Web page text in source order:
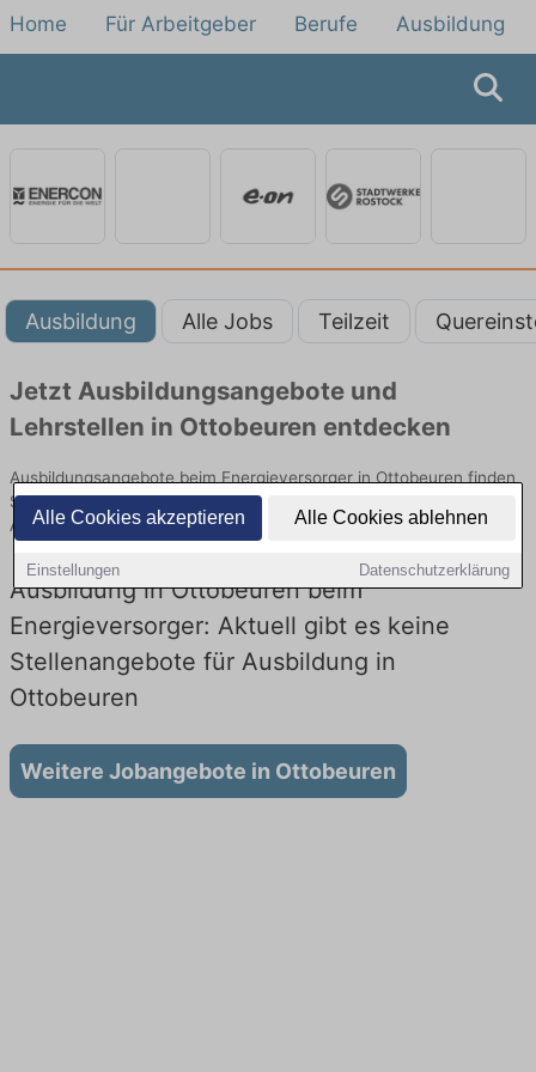
Alle Cookies akzeptieren Alle Cookies ablehnen
Einstellungen Datenschutzerklärung
Home Für Arbeitgeber Berufe Ausbildung
Ausbildung Alle Jobs Teilzeit
Jetzt Ausbildungsangebote und
Lehrstellen in Ottobeuren entdecken
Ausbildungsangebote beim Energieversorger in Ottobeuren finden
Sie von namhaften Firmen. Entdecken Sie freie Optionen von Top-
Arbeitgebern und bewerben Sie sich noch heute.
Ausbildung in Ottobeuren beim
Energieversorger: Aktuell gibt es keine
Stellenangebote für Ausbildung in
Ottobeuren
Weitere Jobangebote in Ottobeuren